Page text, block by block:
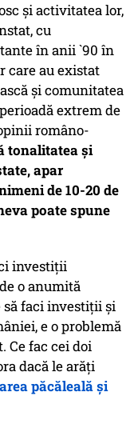
și activitatea lor,
cu
în anii `90 în
care au existat
și comunitatea
extrem de
româno-
tonalitatea și
apar
de 10-20 de
poate spune
investiții
o anumită
să faci investiții și
e o problemă
Ce fac cei doi
dacă le arăți
păcăleală și